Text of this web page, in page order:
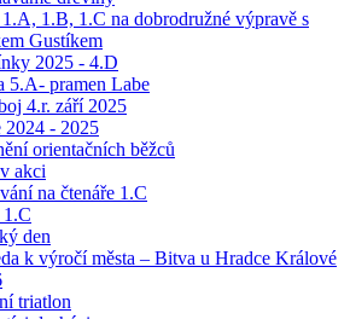
1.B, 1.C na dobrodružné výpravě s
Gustíkem
2025 - 4.D
5.A- pramen Labe
4.r. září 2025
2024 - 2025
orientačních běžců
akci
na čtenáře 1.C
den
k výročí města – Bitva u Hradce Králové
triatlon